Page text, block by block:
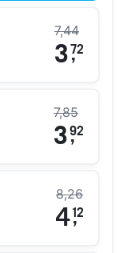
7,44
3 ,72
7,85
3,
92
8,26
4,
12